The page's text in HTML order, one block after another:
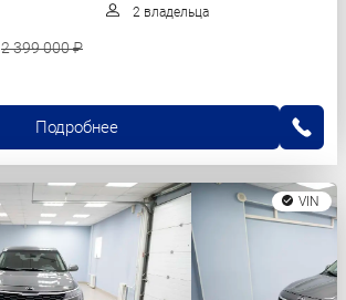
2 владельца
2 399 000 ₽
Подробнее
VIN